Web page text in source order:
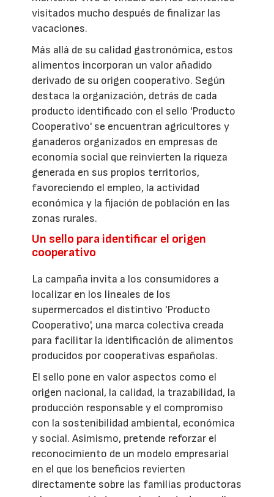
visitados mucho después de finalizar las
vacaciones.
Más allá de su calidad gastronómica, estos
alimentos incorporan un valor añadido
derivado de su origen cooperativo. Según
destaca la organización, detrás de cada
producto identificado con el sello 'Producto
Cooperativo' se encuentran agricultores y
ganaderos organizados en empresas de
economía social que reinvierten la riqueza
generada en sus propios territorios,
favoreciendo el empleo, la actividad
económica y la fijación de población en las
zonas rurales.
Un sello para identificar el origen
cooperativo
La campaña invita a los consumidores a
localizar en los lineales de los
supermercados el distintivo 'Producto
Cooperativo', una marca colectiva creada
para facilitar la identificación de alimentos
producidos por cooperativas españolas.
El sello pone en valor aspectos como el
origen nacional, la calidad, la trazabilidad, la
producción responsable y el compromiso
con la sostenibilidad ambiental, económica
y social. Asimismo, pretende reforzar el
reconocimiento de un modelo empresarial
en el que los beneficios revierten
directamente sobre las familias productoras